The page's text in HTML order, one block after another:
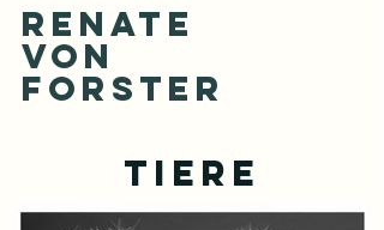
Renate
von
Forster
Tiere